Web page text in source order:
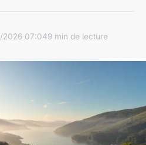
2026 07:049 min de lecture